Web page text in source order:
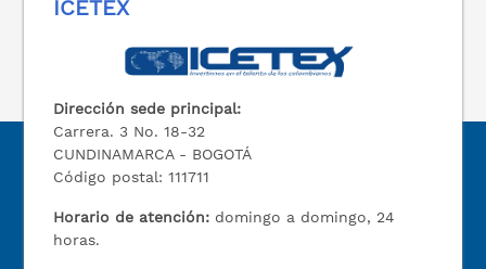
ICETEX
Dirección sede principal:
Carrera. 3 No. 18-32
CUNDINAMARCA - BOGOTÁ
Código postal: 111711
Horario de atención: domingo a domingo, 24
horas.